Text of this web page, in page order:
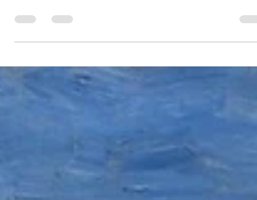
famille, assurant le suivi depuis des
décennies, a décidé de les abandonner.
Madame T., ne parvient plus à marcher
depuis quelques mois et ne peut donc
se rendre au cabinet. Alors que le
de famille officie dans le même village, il
daigne pas se déplacer à domicile. Il invite
donc le couple octogénaire à trouver un
autre praticien. Il se trouve que je viens de